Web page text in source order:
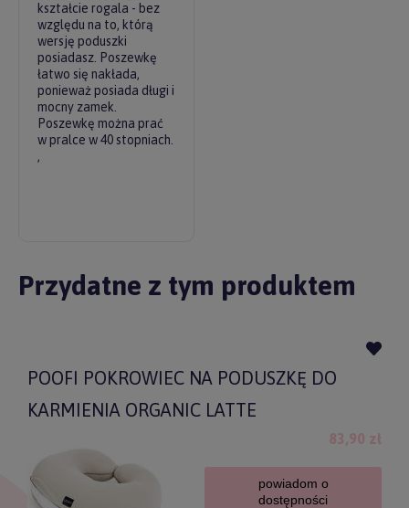
kształcie rogala - bez
względu na to, którą
wersję poduszki
posiadasz. Poszewkę
łatwo się nakłada,
ponieważ posiada długi i
mocny zamek.
Poszewkę można prać
w pralce w 40 stopniach.
,
Przydatne z tym produktem
POOFI POKROWIEC NA PODUSZKĘ DO
KARMIENIA ORGANIC LATTE
83,90 zł
powiadom o
dostępności